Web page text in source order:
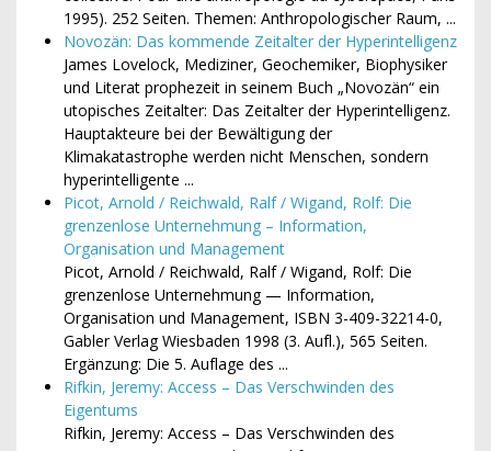
1995). 252 Seiten. Themen: Anthropologischer Raum, ...
Novozän: Das kommende Zeitalter der Hyperintelligenz
James Lovelock, Mediziner, Geochemiker, Biophysiker
und Literat prophezeit in seinem Buch „Novozän“ ein
utopisches Zeitalter: Das Zeitalter der Hyperintelligenz.
Hauptakteure bei der Bewältigung der
Klimakatastrophe werden nicht Menschen, sondern
hyperintelligente ...
Picot, Arnold / Reichwald, Ralf / Wigand, Rolf: Die
grenzenlose Unternehmung – Information,
Organisation und Management
Picot, Arnold / Reichwald, Ralf / Wigand, Rolf: Die
grenzenlose Unternehmung — Information,
Organisation und Management, ISBN 3-409-32214-0,
Gabler Verlag Wiesbaden 1998 (3. Aufl.), 565 Seiten.
Ergänzung: Die 5. Auflage des ...
Rifkin, Jeremy: Access – Das Verschwinden des
Eigentums
Rifkin, Jeremy: Access – Das Verschwinden des